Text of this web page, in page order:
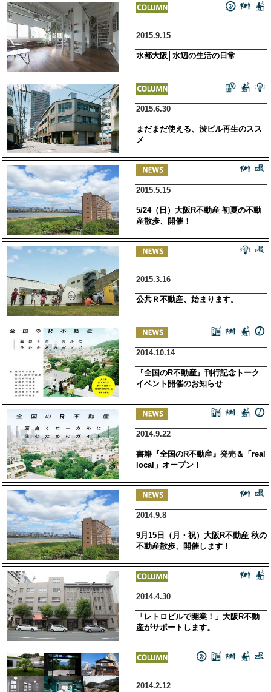
2015.9.15
水都大阪│水辺の生活の日常
2015.6.30
まだまだ使える、渋ビル再生のスス
メ
2015.5.15
5/24（日）大阪R不動産 初夏の不動
産散歩、開催！
2015.3.16
公共Ｒ不動産、始まります。
2014.10.14
『全国のR不動産』刊行記念トーク
イベント開催のお知らせ
2014.9.22
書籍『全国のR不動産』発売＆「real
local」オープン！
2014.9.8
9月15日（月・祝）大阪R不動産 秋の
不動産散歩、開催します！
2014.4.30
「レトロビルで開業！」大阪R不動
産がサポートします。
2014.2.12